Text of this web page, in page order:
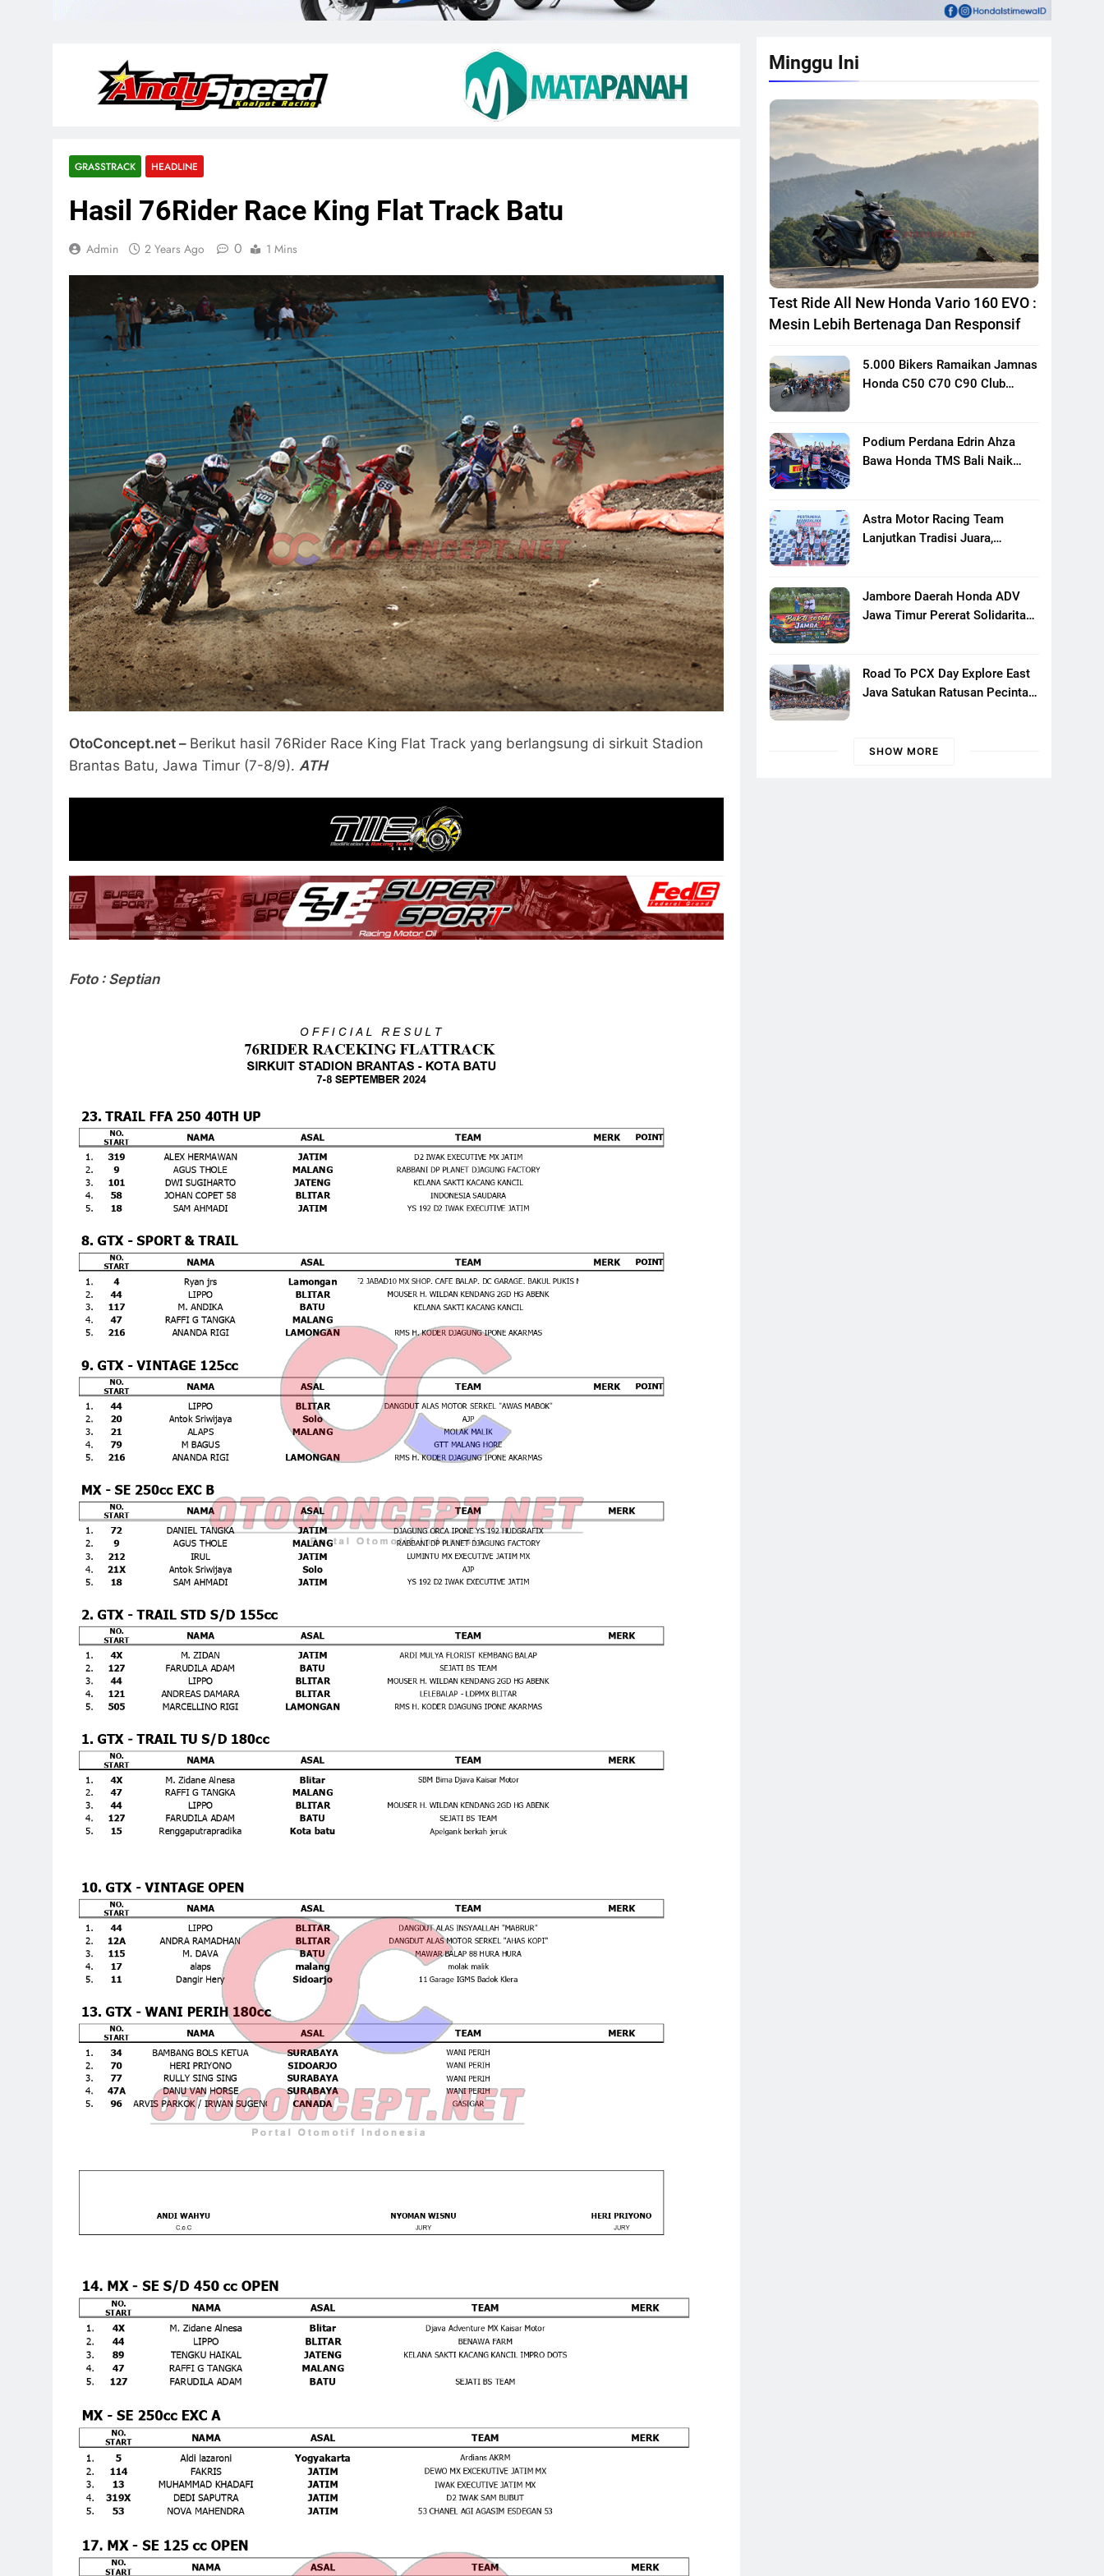
GRASSTRACK HEADLINE
Hasil 76Rider Race King Flat Track Batu
Admin 2 Years Ago 0 1 Mins
OtoConcept.net – Berikut hasil 76Rider Race King Flat Track yang berlangsung di sirkuit Stadion
Brantas Batu, Jawa Timur (7-8/9). ATH
Foto : Septian
Minggu Ini
Test Ride All New Honda Vario 160 EVO :
Mesin Lebih Bertenaga Dan Responsif
5.000 Bikers Ramaikan Jamnas
Honda C50 C70 C90 Club
Motor Klasik Honda
Podium Perdana Edrin Ahza
Bawa Honda TMS Bali Naik
Astra Motor Racing Team
Lanjutkan Tradisi Juara,
Putaran Ke 3
Jambore Daerah Honda ADV
Jawa Timur Pererat Solidaritas
Banyuwangi
Road To PCX Day Explore East
Java Satukan Ratusan Pecinta
SHOW MORE